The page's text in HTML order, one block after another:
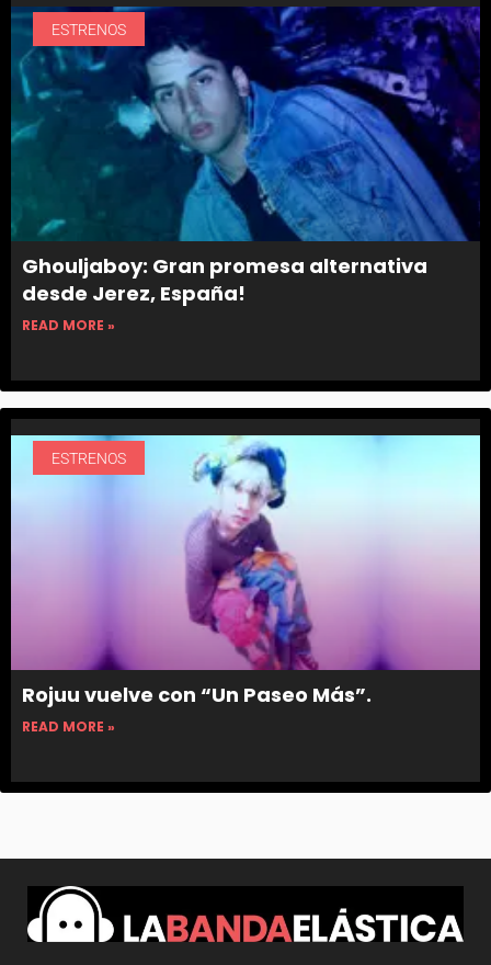
ESTRENOS
Ghouljaboy: Gran promesa alternativa
desde Jerez, España!
READ MORE »
ESTRENOS
Rojuu vuelve con “Un Paseo Más”.
READ MORE »